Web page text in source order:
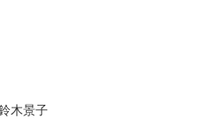
木景子